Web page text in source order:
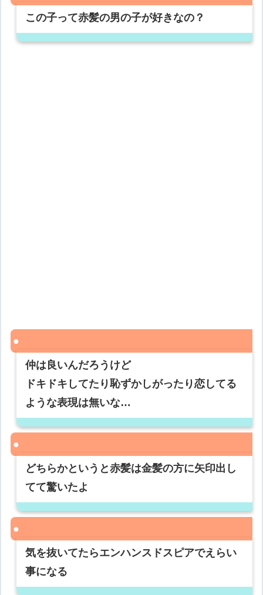
この子って赤髪の男の子が好きなの？
仲は良いんだろうけど
ドキドキしてたり恥ずかしがったり恋してる
ような表現は無いな…
どちらかというと赤髪は金髪の方に矢印出し
てて驚いたよ
気を抜いてたらエンハンスドスピアでえらい
事になる